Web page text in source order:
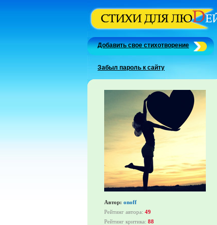
Добавить свое стихотворение
Забыл пароль к сайту
Автор: onoff
Рейтинг автора: 49
Рейтинг критика: 88